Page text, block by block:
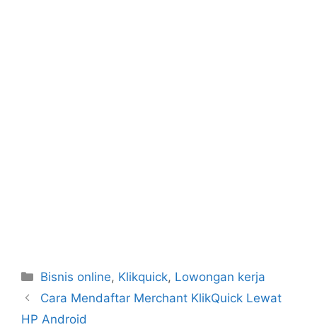
Categories
Bisnis online, Klikquick, Lowongan kerja
Cara Mendaftar Merchant KlikQuick Lewat
HP Android